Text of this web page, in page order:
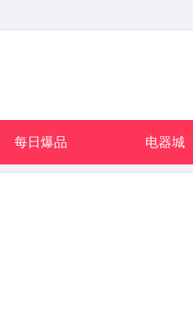
每日爆品 电器城